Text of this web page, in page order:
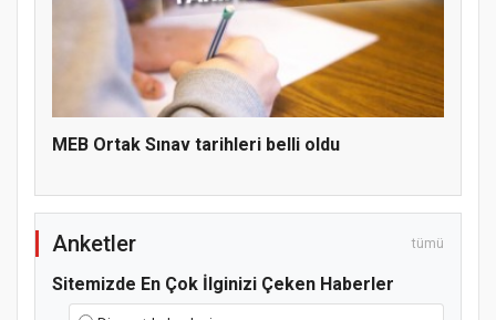
Hz. Peygamber ve Gençlik Konferansı
MEB Ortak Sınav tarihleri belli oldu
Anketler tümü
Sitemizde En Çok İlginizi Çeken Haberler